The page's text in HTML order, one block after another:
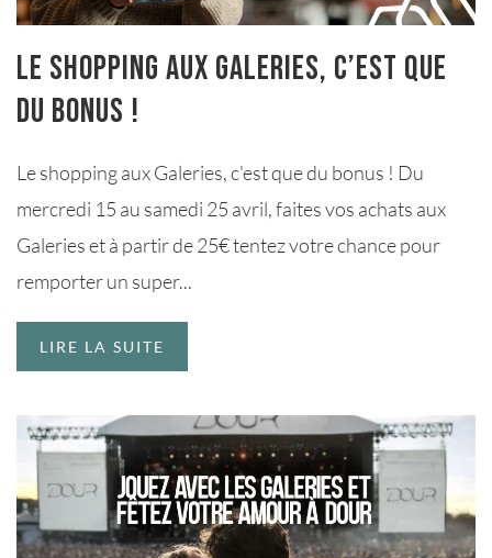
Le shopping aux Galeries, c’est que
du BONUS !
Le shopping aux Galeries, c'est que du bonus ! Du
mercredi 15 au samedi 25 avril, faites vos achats aux
Galeries et à partir de 25€ tentez votre chance pour
remporter un super...
LIRE LA SUITE